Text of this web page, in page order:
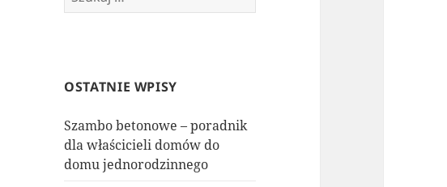
OSTATNIE WPISY
Szambo betonowe – poradnik
dla właścicieli domów do
domu jednorodzinnego